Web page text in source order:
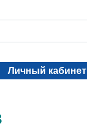
Личный кабинет